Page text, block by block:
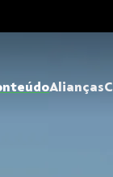
Alianças